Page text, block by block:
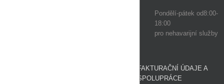
Pondělí-pátek od8:00-
18:00
pro nehavarijní služby
FAKTURAČNÍ ÚDAJE A
SPOLUPRÁCE